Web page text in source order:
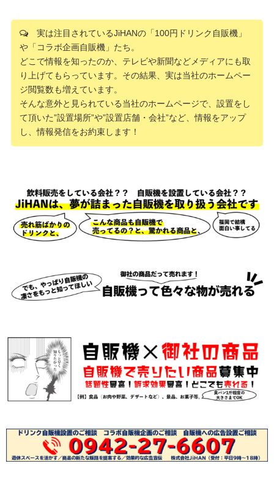
実は注目されているJiHANの「100円ドリンク自販機」
や「コラボ企画自販機」たち。
どこで情報を知ったのか、テレビや新聞などメディアにも取
り上げてもらっています。その結果、実は当社のホームペー
ジ閲覧数も増えています。
そんな意外と見られている当社のホームページで、設置をし
て頂いた”設置場所”や”設置店舗・会社”など、情報をアップ
し、情報発信をお約束します！